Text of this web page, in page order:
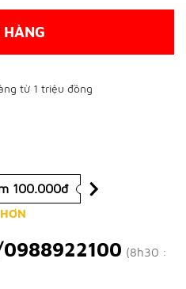
HÀNG
từ 1 triệu đồng
100.000đ
(8h30 :